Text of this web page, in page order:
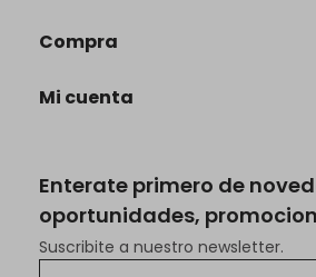
Enterate primero de
oportunidades,
Suscribite a nuestro newsletter.
Compra
Mi cuenta